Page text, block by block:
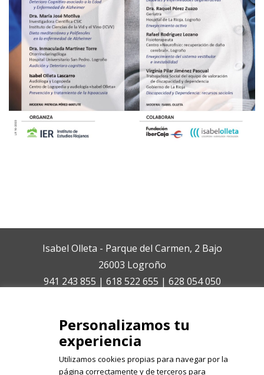
Isabel Olleta - Parque del Carmen, 2 Bajo
26003 Logroño
941 243 855 | 618 522 655 | 628 054 050
Personalizamos tu
experiencia
Utilizamos cookies propias para navegar por la
página correctamente y de terceros para